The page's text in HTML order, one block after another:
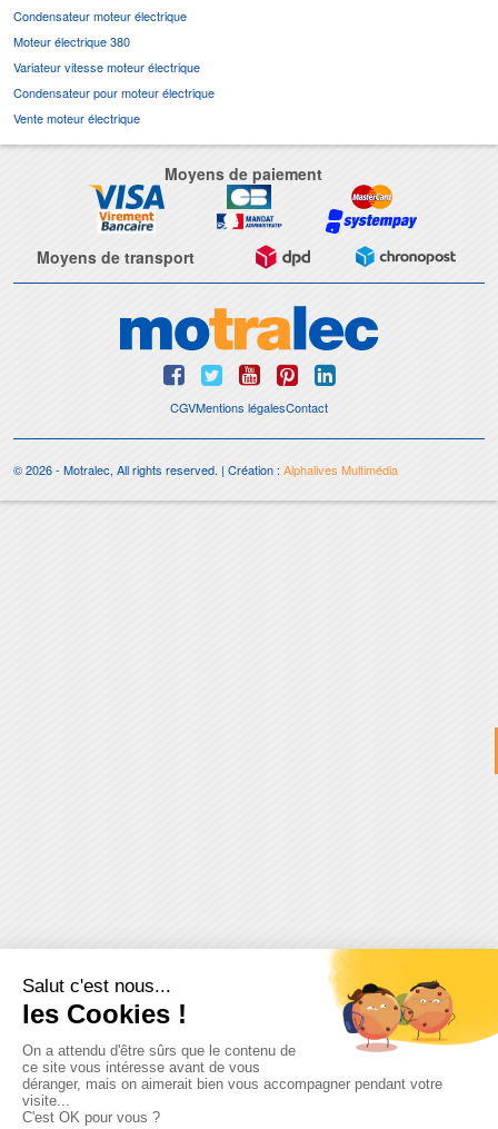
Condensateur moteur électrique
Moteur électrique 380
Variateur vitesse moteur électrique
Condensateur pour moteur électrique
Vente moteur électrique
Moyens de paiement
Moyens de transport
CGVMentions légalesContact
© 2026 - Motralec, All rights reserved. | Création :Alphalives Multimédia